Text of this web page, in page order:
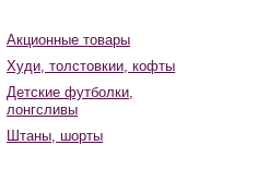
Акционные товары
Худи, толстовкии, кофты
Детские футболки,
лонгсливы
Штаны, шорты